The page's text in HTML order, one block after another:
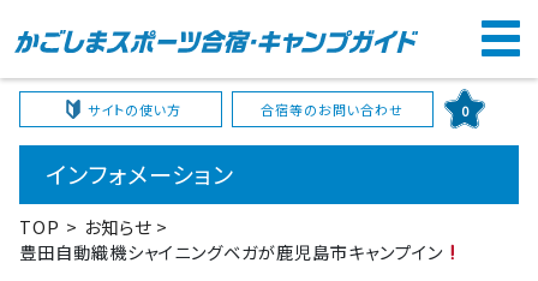
サイトの使い方 合宿等のお問い合わせ 0
インフォメーション
TOP
お知らせ
豊田自動織機シャイニングベガが鹿児島市キャンプイン